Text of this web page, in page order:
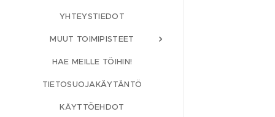
YHTEYSTIEDOT
MUUT TOIMIPISTEET
HAE MEILLE TÖIHIN!
TIETOSUOJAKÄYTÄNTÖ
KÄYTTÖEHDOT